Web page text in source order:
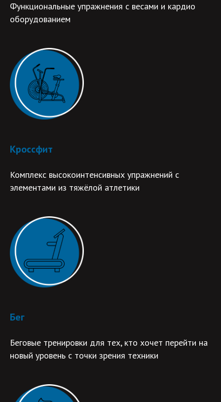
Функциональные упражнения с весами и кардио
оборудованием
Кроссфит
Комплекс высокоинтенсивных упражнений с
элементами из тяжёлой атлетики
Бег
Беговые тренировки для тех, кто хочет перейти на
новый уровень с точки зрения техники